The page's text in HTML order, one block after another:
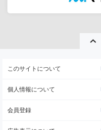
このサイトについて
個人情報について
会員登録